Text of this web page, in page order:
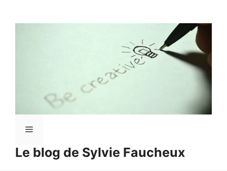
Le blog de Sylvie Faucheux
Menu